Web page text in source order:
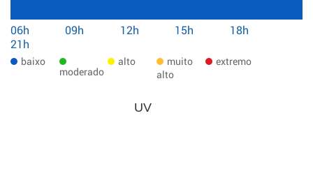
06h 09h 12h 15h
18h
21h
baixo
moderado
alto
muito
alto
extremo
UV